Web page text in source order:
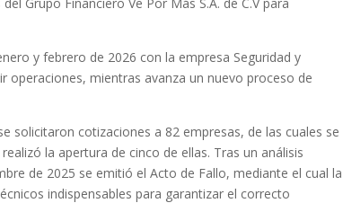
y febrero de 2026 con la empresa Seguridad y
operaciones, mientras avanza un nuevo proceso de
solicitaron cotizaciones a 82 empresas, de las cuales se
la apertura de cinco de ellas. Tras un análisis
de 2025 se emitió el Acto de Fallo, mediante el cual la
indispensables para garantizar el correcto